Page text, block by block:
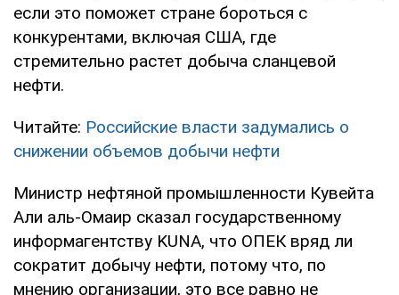
если это поможет стране бороться с
конкурентами, включая США, где
стремительно растет добыча сланцевой
нефти.
Читайте: Российские власти задумались о
снижении объемов добычи нефти
Министр нефтяной промышленности Кувейта
Али аль-Омаир сказал государственному
информагентству KUNA, что ОПЕК вряд ли
сократит добычу нефти, потому что, по
мнению организации, это все равно не